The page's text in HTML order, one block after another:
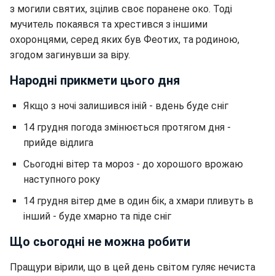
з могили святих, зцілив своє поранене око. Тоді
мучитель покаявся та хрестився з іншими
охоронцями, серед яких був Феотих, та родиною,
згодом загинувши за віру.
Народні прикмети цього дня
Якщо з ночі залишився іній - вдень буде сніг
14 грудня погода змінюється протягом дня -
прийде відлига
Сьогодні вітер та мороз - до хорошого врожаю
наступного року
14 грудня вітер дме в один бік, а хмари пливуть в
інший - буде хмарно та піде сніг
Що сьогодні не можна робити
Пращури вірили, що в цей день світом гуляє нечиста